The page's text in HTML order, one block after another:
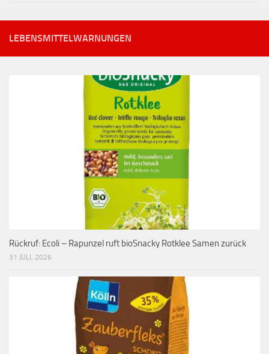
LEBENSMITTELWARNUNGEN
Rückruf: Ecoli – Rapunzel ruft bioSnacky Rotklee Samen zurück
31 JULI, 2026